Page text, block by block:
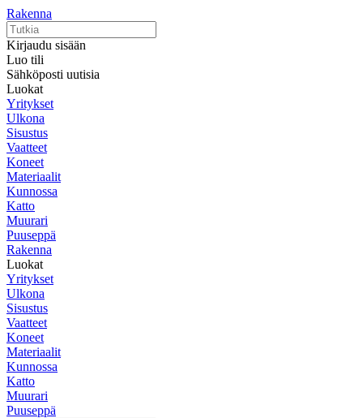
Rakenna
Kirjaudu sisään
Luo tili
Sähköposti uutisia
Luokat
Yritykset
Ulkona
Sisustus
Vaatteet
Koneet
Materiaalit
Kunnossa
Katto
Muurari
Puuseppä
Rakenna
Luokat
Yritykset
Ulkona
Sisustus
Vaatteet
Koneet
Materiaalit
Kunnossa
Katto
Muurari
Puuseppä